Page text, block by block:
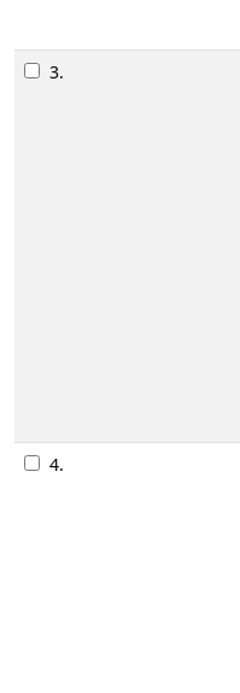
3.
4.